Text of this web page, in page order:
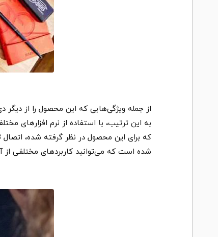
از جمله ویژگی‌هایی که این محصول را از دیگر
به این ترتیب، با استفاده از نرم افزارهای
شده است که می‌توانید کاربردهای مختلفی از